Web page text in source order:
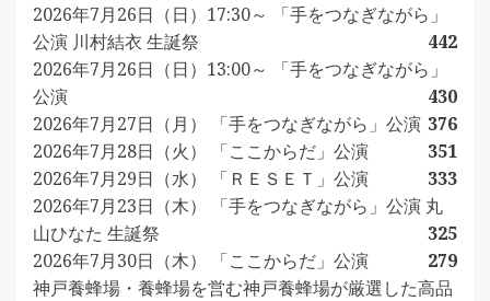
2026年7月26日（日）17:30～ 「手をつなぎながら」
公演 川村結衣 生誕祭
442
2026年7月26日（日）13:00～ 「手をつなぎながら」
公演
430
2026年7月27日（月） 「手をつなぎながら」公演 376
2026年7月28日（火） 「ここからだ」公演
351
2026年7月29日（水） 「ＲＥＳＥＴ」公演
333
2026年7月23日（木） 「手をつなぎながら」公演 丸
山ひなた 生誕祭
325
2026年7月30日（木） 「ここからだ」公演
279
神戸養蜂場・養蜂場を営む神戸養蜂場が厳選した高品